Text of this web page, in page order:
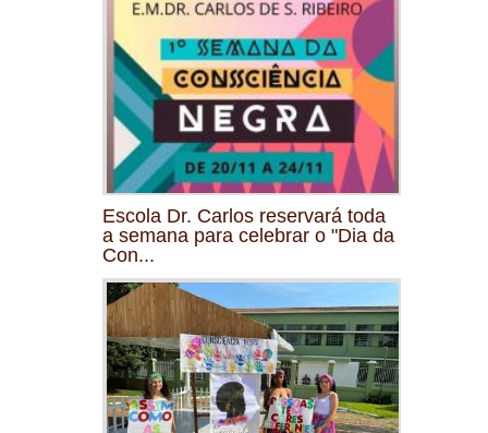
Escola Dr. Carlos reservará toda
a semana para celebrar o "Dia da
Con...